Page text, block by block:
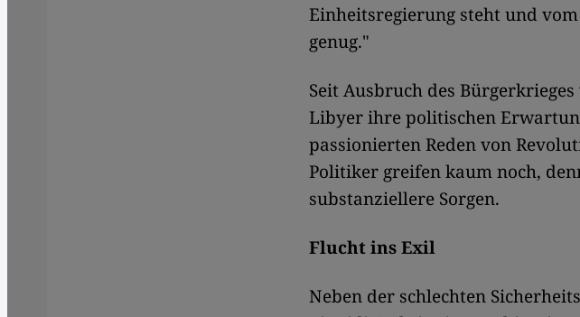
Einheitsregierung steht und
genug."
Seit Ausbruch des
Libyer ihre politischen
passionierten Reden von
Politiker greifen kaum noch,
substanziellere Sorgen.
Flucht ins Exil
Neben der schlechten